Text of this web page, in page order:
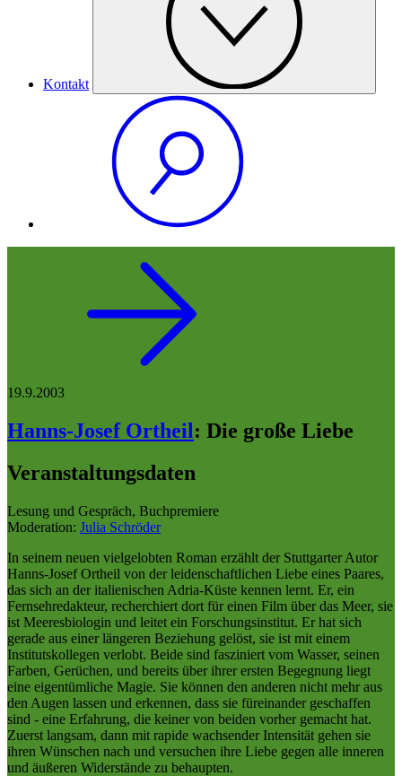
Kontakt
19.9.2003
Hanns-Josef Ortheil: Die große Liebe
Veranstaltungsdaten
Lesung und Gespräch, Buchpremiere
Moderation: Julia Schröder
In seinem neuen vielgelobten Roman erzählt der Stuttgarter Autor
Hanns-Josef Ortheil von der leidenschaftlichen Liebe eines Paares,
das sich an der italienischen Adria-Küste kennen lernt. Er, ein
Fernsehredakteur, recherchiert dort für einen Film über das Meer, sie
ist Meeresbiologin und leitet ein Forschungsinstitut. Er hat sich
gerade aus einer längeren Beziehung gelöst, sie ist mit einem
Institutskollegen verlobt. Beide sind fasziniert vom Wasser, seinen
Farben, Gerüchen, und bereits über ihrer ersten Begegnung liegt
eine eigentümliche Magie. Sie können den anderen nicht mehr aus
den Augen lassen und erkennen, dass sie füreinander geschaffen
sind - eine Erfahrung, die keiner von beiden vorher gemacht hat.
Zuerst langsam, dann mit rapide wachsender Intensität gehen sie
ihren Wünschen nach und versuchen ihre Liebe gegen alle inneren
und äußeren Widerstände zu behaupten.